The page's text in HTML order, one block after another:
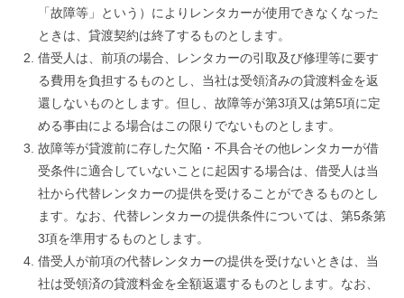
「故障等」という）によりレンタカーが使用できなくなった
ときは、貸渡契約は終了するものとします。
借受人は、前項の場合、レンタカーの引取及び修理等に要す
る費用を負担するものとし、当社は受領済みの貸渡料金を返
還しないものとします。但し、故障等が第3項又は第5項に定
める事由による場合はこの限りでないものとします。
故障等が貸渡前に存した欠陥・不具合その他レンタカーが借
受条件に適合していないことに起因する場合は、借受人は当
社から代替レンタカーの提供を受けることができるものとし
ます。なお、代替レンタカーの提供条件については、第5条第
3項を準用するものとします。
借受人が前項の代替レンタカーの提供を受けないときは、当
社は受領済の貸渡料金を全額返還するものとします。なお、